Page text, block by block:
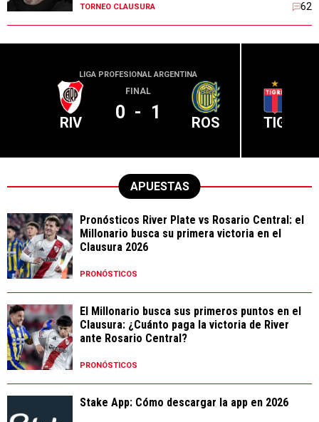
TORNEO CLAUSURA 62
LIGA PROFESIONAL ARGENTINA
RIV
FINAL
0 - 1 ROS TIG
APUESTAS
Pronósticos River Plate vs Rosario Central: el
Millonario busca su primera victoria en el
Clausura 2026
PRONÓSTICOS
El Millonario busca sus primeros puntos en el
Clausura: ¿Cuánto paga la victoria de River
ante Rosario Central?
PRONÓSTICOS
Stake App: Cómo descargar la app en 2026